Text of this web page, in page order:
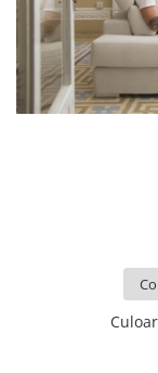
Oferte speciale
Banchete
Sezlong living